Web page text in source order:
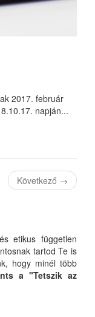
2017. február
napján...
Következő →
etikus független
tartod Te is
hogy minél több
a "Tetszik az